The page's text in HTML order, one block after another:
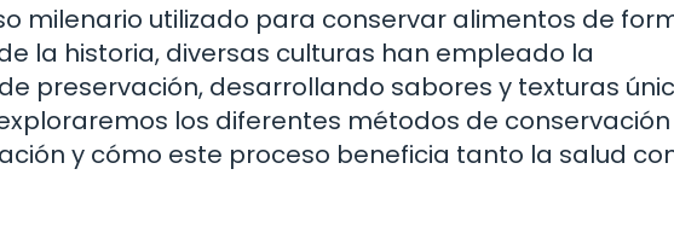
milenario utilizado para conservar alimentos de
la historia, diversas culturas han empleado la
preservación, desarrollando sabores y texturas
los diferentes métodos de
y cómo este proceso beneficia tanto la salud